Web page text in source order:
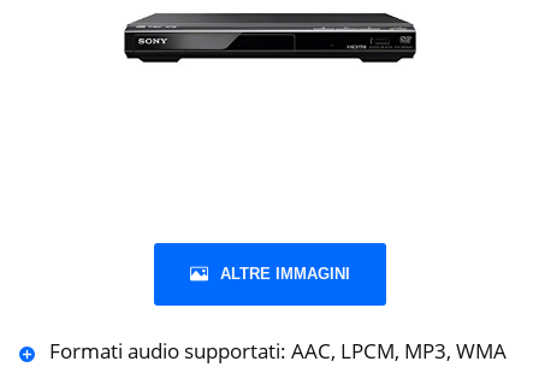
ALTRE IMMAGINI
Formati audio supportati: AAC, LPCM, MP3, WMA